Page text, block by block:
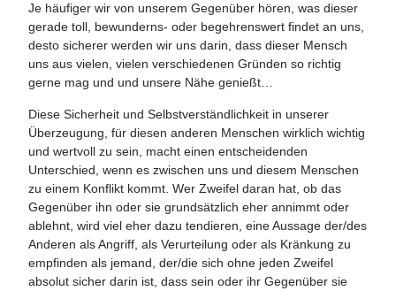
Je häufiger wir von unserem Gegenüber hören, was dieser
gerade toll, bewunderns- oder begehrenswert findet an uns,
desto sicherer werden wir uns darin, dass dieser Mensch
uns aus vielen, vielen verschiedenen Gründen so richtig
gerne mag und und unsere Nähe genießt…
Diese Sicherheit und Selbstverständlichkeit in unserer
Überzeugung, für diesen anderen Menschen wirklich wichtig
und wertvoll zu sein, macht einen entscheidenden
Unterschied, wenn es zwischen uns und diesem Menschen
zu einem Konflikt kommt. Wer Zweifel daran hat, ob das
Gegenüber ihn oder sie grundsätzlich eher annimmt oder
ablehnt, wird viel eher dazu tendieren, eine Aussage der/des
Anderen als Angriff, als Verurteilung oder als Kränkung zu
empfinden als jemand, der/die sich ohne jeden Zweifel
absolut sicher darin ist, dass sein oder ihr Gegenüber sie